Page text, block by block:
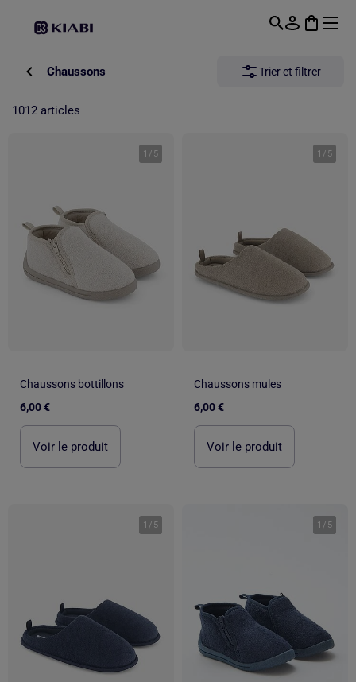
Chaussons Trier et filtrer
1012 articles
1 / 5
Chaussons bottillons
6,00 €
Voir le produit
1 / 5
Chaussons mules
6,00 €
Voir le produit
1 / 5 1 / 5